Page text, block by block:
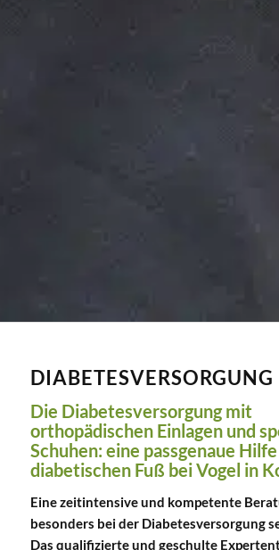
DIABETESVERSORGUNG
Die Diabetesversorgung mit
orthopädischen Einlagen und
Schuhen: eine passgenaue
diabetischen Fuß bei Vogel in
Eine zeitintensive und kompetente
besonders bei der Diabetesversorgung
Das qualifizierte und geschulte